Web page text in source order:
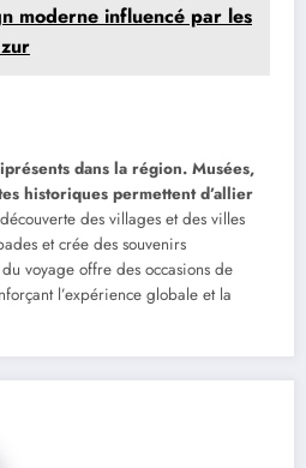
moderne influencé par les
dans la région. Musées,
historiques permettent d’allier
des villages et des villes
et crée des souvenirs
voyage offre des occasions de
l’expérience globale et la